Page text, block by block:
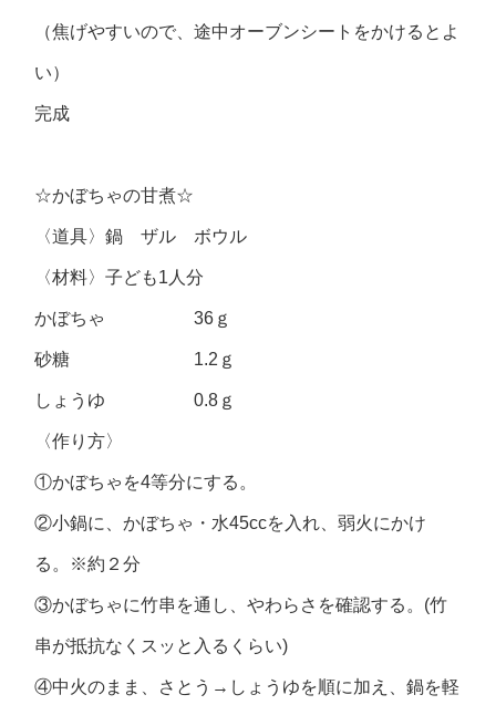
（焦げやすいので、途中オーブンシートをかけるとよ
い）
完成
☆かぼちゃの甘煮☆
〈道具〉鍋 ザル ボウル
〈材料〉子ども1人分
かぼちゃ 36ｇ
砂糖 1.2ｇ
しょうゆ 0.8ｇ
〈作り方〉
①かぼちゃを4等分にする。
②小鍋に、かぼちゃ・水45ccを入れ、弱火にかけ
る。※約２分
③かぼちゃに竹串を通し、やわらさを確認する。(竹
串が抵抗なくスッと入るくらい)
④中火のまま、さとう→しょうゆを順に加え、鍋を軽